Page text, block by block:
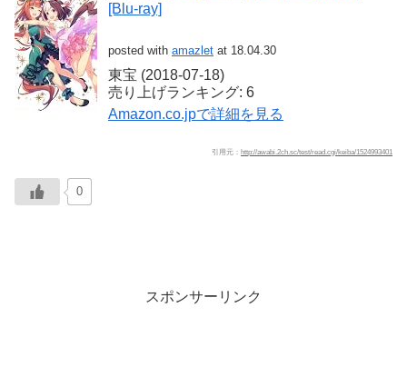
[Blu-ray]
posted with amazlet at 18.04.30
東宝 (2018-07-18)
売り上げランキング: 6
Amazon.co.jpで詳細を見る
引用元： http://awabi.2ch.sc/test/read.cgi/keiba/1524993401
0
スポンサーリンク